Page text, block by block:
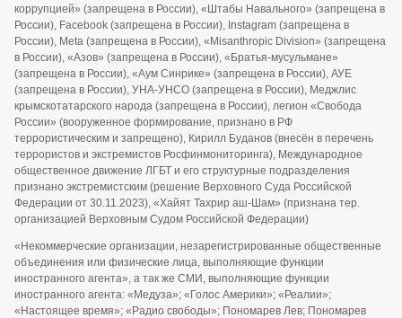
коррупцией» (запрещена в России), «Штабы Навального» (запрещена в
России), Facebook (запрещена в России), Instagram (запрещена в
России), Meta (запрещена в России), «Misanthropic Division» (запрещена
в России), «Азов» (запрещена в России), «Братья-мусульмане»
(запрещена в России), «Аум Синрике» (запрещена в России), АУЕ
(запрещена в России), УНА-УНСО (запрещена в России), Меджлис
крымскотатарского народа (запрещена в России), легион «Свобода
России» (вооруженное формирование, признано в РФ
террористическим и запрещено), Кирилл Буданов (внесён в перечень
террористов и экстремистов Росфинмониторинга), Международное
общественное движение ЛГБТ и его структурные подразделения
признано экстремистским (решение Верховного Суда Российской
Федерации от 30.11.2023), «Хайят Тахрир аш-Шам» (признана тер.
организацией Верховным Судом Российской Федерации)
«Некоммерческие организации, незарегистрированные общественные
объединения или физические лица, выполняющие функции
иностранного агента», а так же СМИ, выполняющие функции
иностранного агента: «Медуза»; «Голос Америки»; «Реалии»;
«Настоящее время»; «Радио свободы»; Пономарев Лев; Пономарев